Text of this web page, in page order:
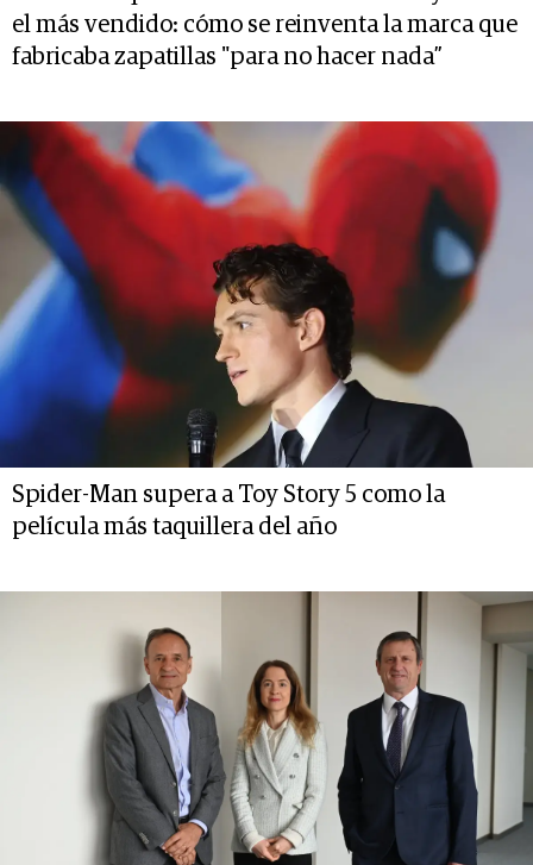
el más vendido: cómo se reinventa la marca que
fabricaba zapatillas "para no hacer nada”
Spider-Man supera a Toy Story 5 como la
película más taquillera del año